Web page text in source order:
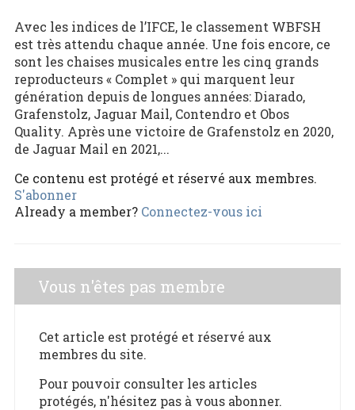
Avec les indices de l’IFCE, le classement WBFSH
est très attendu chaque année. Une fois encore, ce
sont les chaises musicales entre les cinq grands
reproducteurs « Complet » qui marquent leur
génération depuis de longues années: Diarado,
Grafenstolz, Jaguar Mail, Contendro et Obos
Quality. Après une victoire de Grafenstolz en 2020,
de Jaguar Mail en 2021,...
Ce contenu est protégé et réservé aux membres.
S'abonner
Already a member? Connectez-vous ici
Vous n'êtes pas membre
Cet article est protégé et réservé aux
membres du site.
Pour pouvoir consulter les articles
protégés, n'hésitez pas à vous abonner.